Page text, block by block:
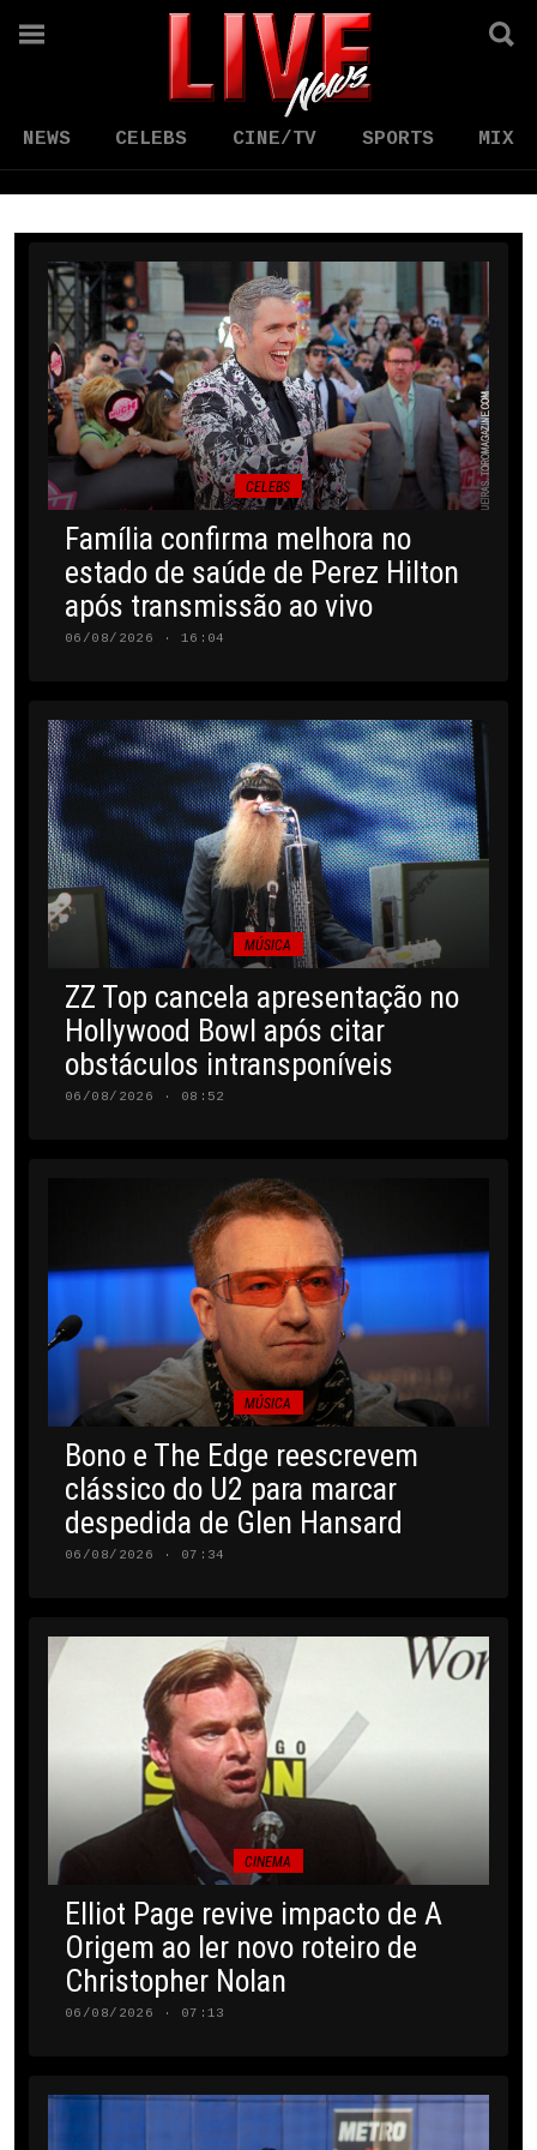
NEWS CELEBS CINE/TV SPORTS MIX
CELEBS
Família confirma melhora no
estado de saúde de Perez Hilton
após transmissão ao vivo
06/08/2026 · 16:04
MÚSICA
ZZ Top cancela apresentação no
Hollywood Bowl após citar
obstáculos intransponíveis
06/08/2026 · 08:52
MÚSICA
Bono e The Edge reescrevem
clássico do U2 para marcar
despedida de Glen Hansard
06/08/2026 · 07:34
CINEMA
Elliot Page revive impacto de A
Origem ao ler novo roteiro de
Christopher Nolan
06/08/2026 · 07:13